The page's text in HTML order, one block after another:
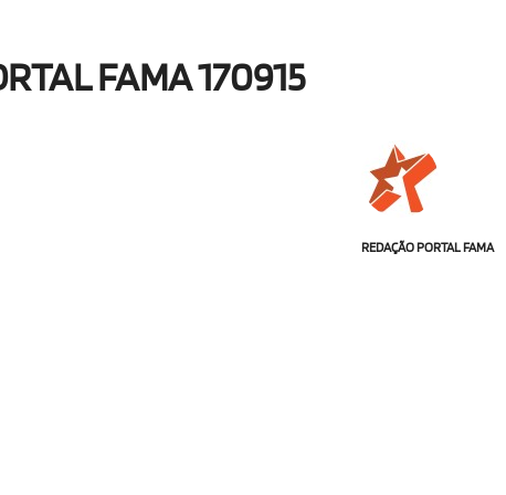
FAMA 170915
REDAÇÃO PORTAL FAMA